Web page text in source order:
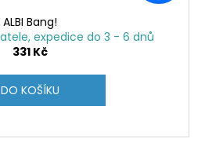
ALBI Bang!
expedice do 3 - 6 dnů
331 Kč
DO KOŠÍKU